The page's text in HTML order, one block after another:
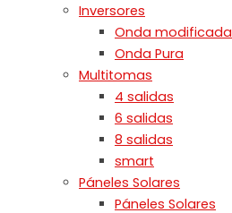
Inversores
Onda modificada
Onda Pura
Multitomas
4 salidas
6 salidas
8 salidas
smart
Páneles Solares
Páneles Solares